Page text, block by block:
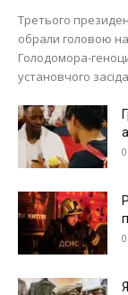
Третього
обрали головою
Голодомора-
установчого